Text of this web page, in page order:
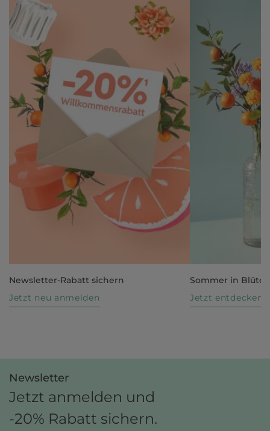
Newsletter-Rabatt sichern
Jetzt neu anmelden
Sommer in Blüte
Jetzt entdecken
Newsletter
Jetzt anmelden und
-20% Rabatt sichern.